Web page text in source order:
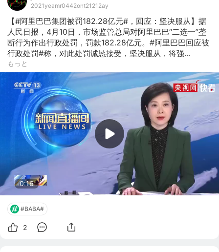
2021yeamr0442ont21212ay
【#阿里巴巴集团被罚182.28亿元#，回应：坚决服从】据
人民日报，4月10日，市场监管总局对阿里巴巴“二选一”垄
断行为作出行政处罚，罚款182.28亿元。#阿里巴巴回应被
行政处罚#称，对此处罚诚恳接受，坚决服从，将强...
もっと
0:16
#BABA#
2